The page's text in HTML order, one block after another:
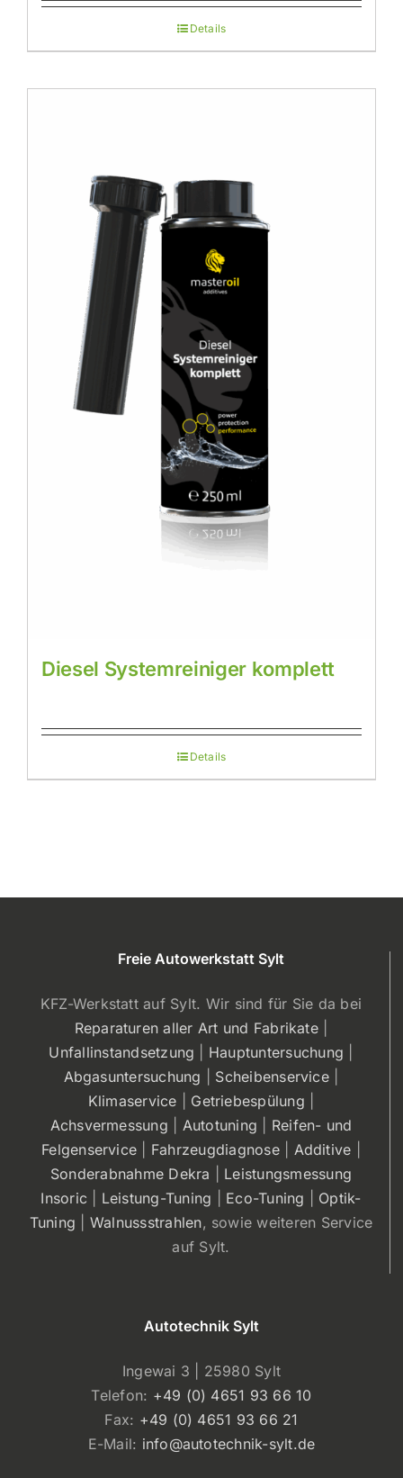
Details
Diesel Systemreiniger komplett
Details
Freie Autowerkstatt Sylt
KFZ-Werkstatt auf Sylt. Wir sind für Sie da bei
Reparaturen aller Art und Fabrikate|
Unfallinstandsetzung
Hauptuntersuchung
Abgasuntersuchung
Scheibenservice|
Klimaservice
Getriebespülung
Achsvermessung
Autotuning
Reifen- und
Felgenservice
Fahrzeugdiagnose| Additive
Sonderabnahme Dekra
Leistungsmessung
Insoric
Leistung-Tuning Eco-Tuning
Optik-
Tuning
Walnussstrahlen, sowie weiteren Service
auf Sylt.
Autotechnik Sylt
Ingewai 3 | 25980 Sylt
Telefon: +49 (0) 4651 93 66 10
Fax: +49 (0) 4651 93 66 21
E-Mail: info@autotechnik-sylt.de